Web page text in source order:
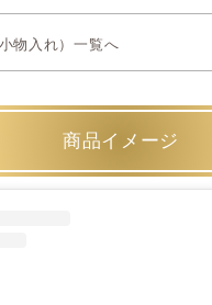
物入れ）一覧へ
商品イメージ